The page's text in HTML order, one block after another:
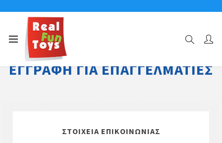
ΕΓΓΡΑΦΉ ΓΙΑ ΕΠΑΓΓΕΛΜΑΤΊΕΣ
ΣΤΟΙΧΕΊΑ ΕΠΙΚΟΙΝΩΝΊΑΣ